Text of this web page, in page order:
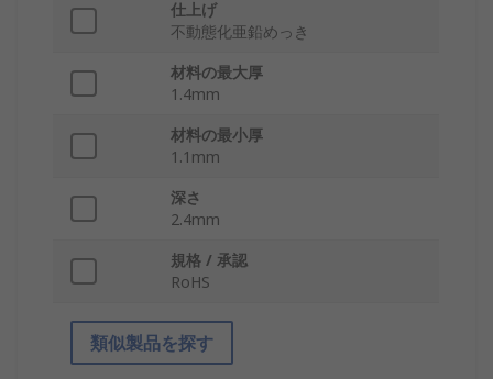
仕上げ
不動態化亜鉛めっき
材料の最大厚
1.4mm
材料の最小厚
1.1mm
深さ
2.4mm
規格 / 承認
RoHS
類似製品を探す